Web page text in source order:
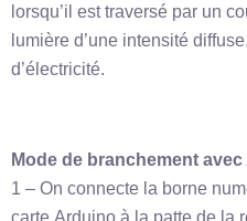
lorsqu’il est traversé par un
lumière d’une intensité
d’électricité.
Mode de branchement
1 – On connecte la borne
carte Arduino à la patte de la